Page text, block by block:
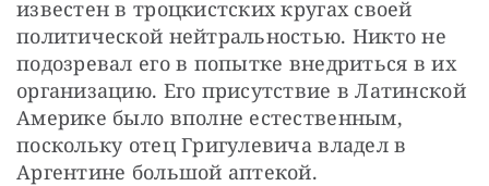
известен в троцкистских кругах своей
политической нейтральностью. Никто не
подозревал его в попытке внедриться в их
организацию. Его присутствие в Латинской
Америке было вполне естественным,
поскольку отец Григулевича владел в
Аргентине большой аптекой.